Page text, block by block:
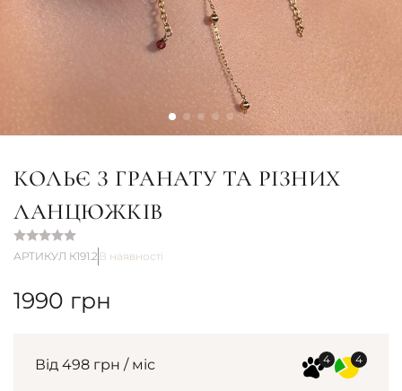
КОЛЬЄ З ГРАНАТУ ТА РІЗНИХ
ЛАНЦЮЖКІВ
АРТИКУЛ К191.2 В наявності
1990 грн
Від 498 грн / міс